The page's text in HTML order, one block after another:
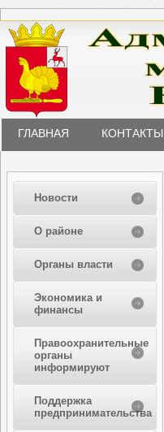
ГЛАВНАЯ КОНТАКТЫ
Новости
О районе
Органы власти
Экономика и
финансы
Правоохранительные
органы
информируют
Поддержка
предпринимательства